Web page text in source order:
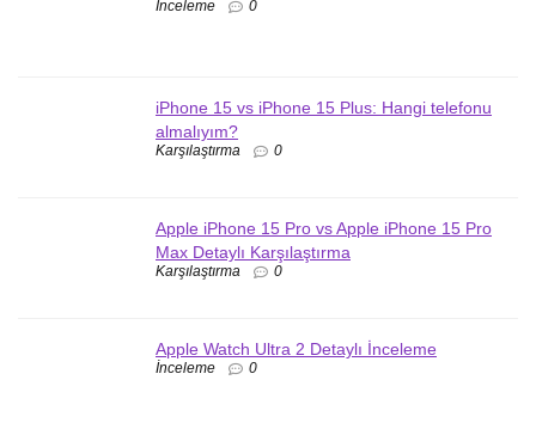
İnceleme 0
iPhone 15 vs iPhone 15 Plus: Hangi telefonu
almalıyım?
Karşılaştırma 0
Apple iPhone 15 Pro vs Apple iPhone 15 Pro
Max Detaylı Karşılaştırma
Karşılaştırma 0
Apple Watch Ultra 2 Detaylı İnceleme
İnceleme 0